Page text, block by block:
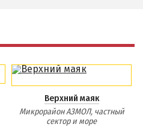
Верхний маяк
Микрорайон АЗМОЛ, частный
сектор и море